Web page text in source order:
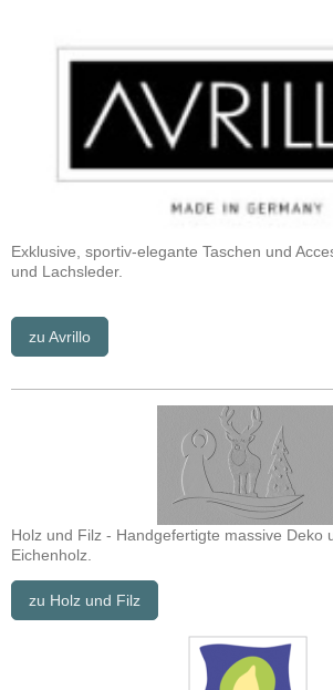
Exklusive, sportiv-elegante Taschen und
und Lachsleder.
zu Avrillo
Holz und Filz - Handgefertigte massive Deko
Eichenholz.
zu Holz und Filz